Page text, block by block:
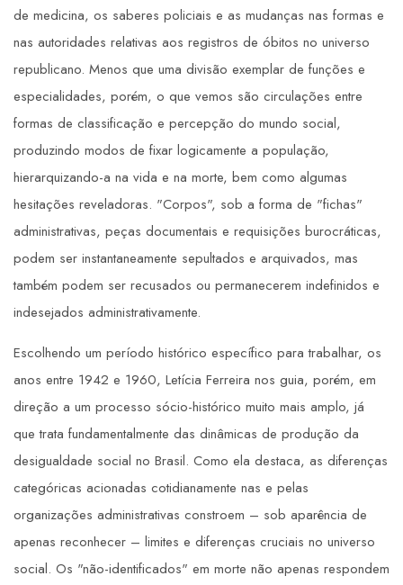
de medicina, os saberes policiais e as mudanças nas formas e
nas autoridades relativas aos registros de óbitos no universo
republicano. Menos que uma divisão exemplar de funções e
especialidades, porém, o que vemos são circulações entre
formas de classificação e percepção do mundo social,
produzindo modos de fixar logicamente a população,
hierarquizando-a na vida e na morte, bem como algumas
hesitações reveladoras. "Corpos", sob a forma de "fichas"
administrativas, peças documentais e requisições burocráticas,
podem ser instantaneamente sepultados e arquivados, mas
também podem ser recusados ou permanecerem indefinidos e
indesejados administrativamente.
Escolhendo um período histórico específico para trabalhar, os
anos entre 1942 e 1960, Letícia Ferreira nos guia, porém, em
direção a um processo sócio-histórico muito mais amplo, já
que trata fundamentalmente das dinâmicas de produção da
desigualdade social no Brasil. Como ela destaca, as diferenças
categóricas acionadas cotidianamente nas e pelas
organizações administrativas constroem – sob aparência de
apenas reconhecer – limites e diferenças cruciais no universo
social. Os "não-identificados" em morte não apenas respondem